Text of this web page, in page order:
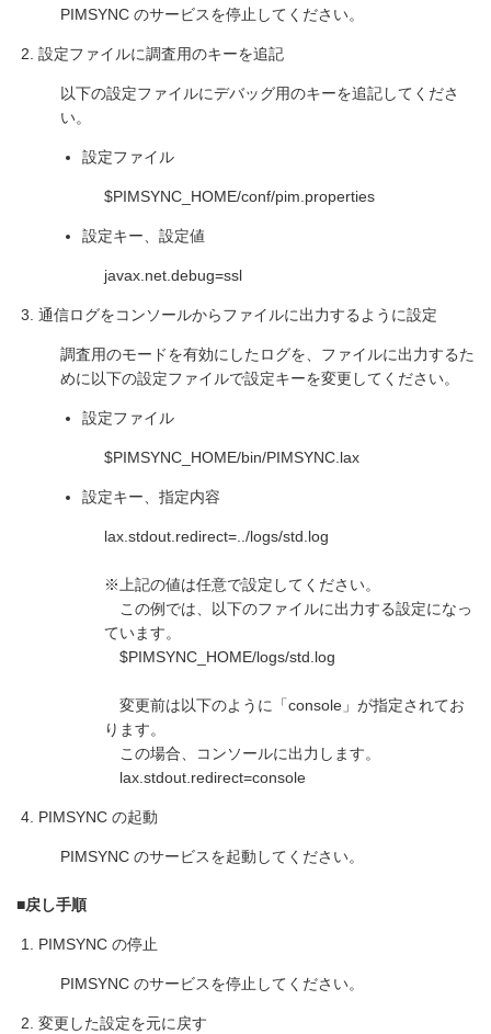
PIMSYNC のサービスを停止してください。
設定ファイルに調査用のキーを追記
以下の設定ファイルにデバッグ用のキーを追記してくださ
い。
設定ファイル
$PIMSYNC_HOME/conf/pim.properties
設定キー、設定値
javax.net.debug=ssl
通信ログをコンソールからファイルに出力するように設定
調査用のモードを有効にしたログを、ファイルに出力するた
めに以下の設定ファイルで設定キーを変更してください。
設定ファイル
$PIMSYNC_HOME/bin/PIMSYNC.lax
設定キー、指定内容
lax.stdout.redirect=../logs/std.log
※上記の値は任意で設定してください。
この例では、以下のファイルに出力する設定になっ
ています。
$PIMSYNC_HOME/logs/std.log
変更前は以下のように「console」が指定されてお
ります。
この場合、コンソールに出力します。
lax.stdout.redirect=console
PIMSYNC の起動
PIMSYNC のサービスを起動してください。
■戻し手順
PIMSYNC の停止
PIMSYNC のサービスを停止してください。
変更した設定を元に戻す